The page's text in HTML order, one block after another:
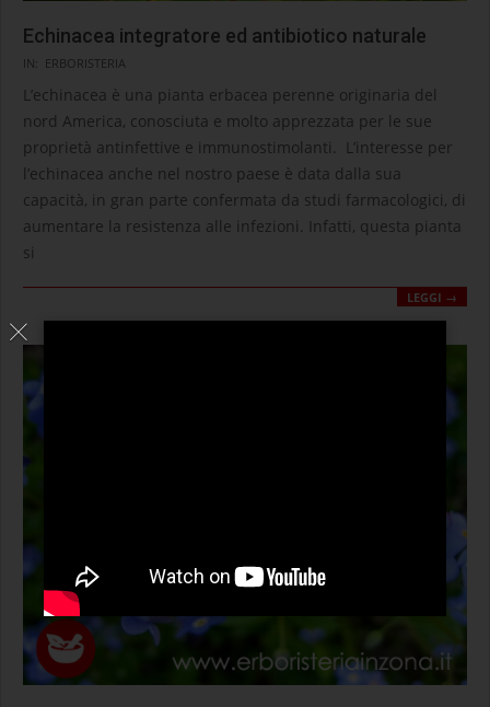
Echinacea integratore ed antibiotico naturale
2020-
09-
IN: ERBORISTERIA
L’echinacea è una pianta erbacea perenne originaria del
nord America, conosciuta e molto apprezzata per le sue
proprietà antinfettive e immunostimolanti. L’interesse per
l’echinacea anche nel nostro paese è data dalla sua
capacità, in gran parte confermata da studi farmacologici, di
aumentare la resistenza alle infezioni. Infatti, questa pianta
si
LEGGI →